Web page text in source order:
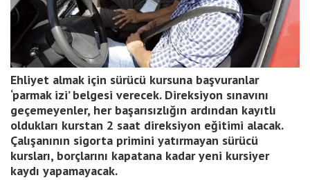
Ehliyet almak için sürücü kursuna başvuranlar
‘parmak izi’ belgesi verecek. Direksiyon sınavını
geçemeyenler, her başarısızlığın ardından kayıtlı
oldukları kurstan 2 saat direksiyon eğitimi alacak.
Çalışanının sigorta primini yatırmayan sürücü
kursları, borçlarını kapatana kadar yeni kursiyer
kaydı yapamayacak.